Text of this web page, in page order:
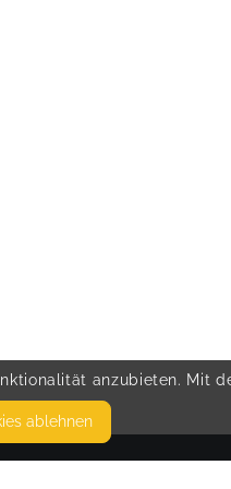
anzubieten. Mit
ablehnen